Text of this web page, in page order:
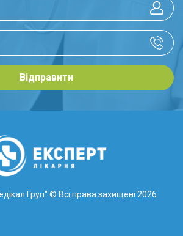
Відправити
Груп" © Всі права захищені 2026